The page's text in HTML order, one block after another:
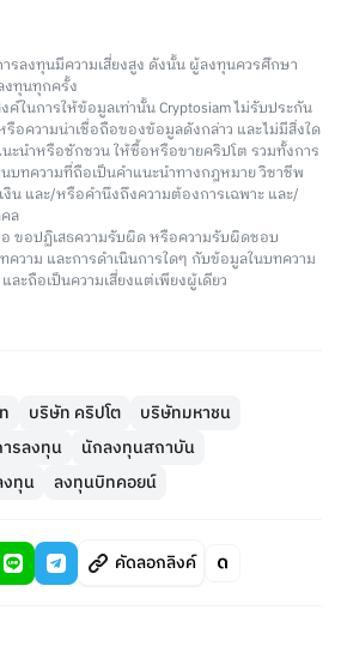
ารลงทุนมีความเสี่ยงสูง ดังนั้น ผู้ลงทุนควรศึกษา
งทุนทุกครั้ง
ในการให้ข้อมูลเท่านั้น Cryptosiam ไม่รับประกัน
อความน่าเชื่อถือของข้อมูลดังกล่าว และไม่มีสิ่งใด
ะนำหรือชักชวน ให้ซื้อหรือขายคริปโต รวมทั้งการ
บทความที่ถือเป็นคำแนะนำทางกฎหมาย วิชาชีพ
น และ/หรือคำนึงถึงความต้องการเฉพาะ และ/
ล
อ ขอปฏิเสธความรับผิด หรือความรับผิดชอบ
วาม และการดำเนินการใดๆ กับข้อมูลในบทความ
ละถือเป็นความเสี่ยงแต่เพียงผู้เดียว
บริษัท คริปโต
บริษัทมหาชน
รลงทุน
นักลงทุนสถาบัน
ทุน ลงทุนบิทคอยน์
คัดลอกลิงค์